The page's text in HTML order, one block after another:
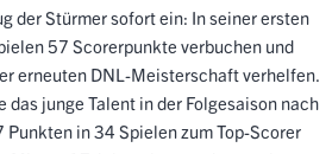
der Stürmer sofort ein: In seiner ersten
57 Scorerpunkte verbuchen und
erneuten DNL-Meisterschaft verhelfen.
das junge Talent in der Folgesaison nach
Punkten in 34 Spielen zum Top-Scorer